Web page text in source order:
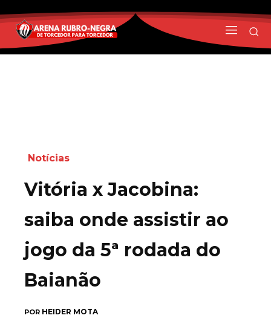
Notícias
Vitória x Jacobina:
saiba onde assistir ao
jogo da 5ª rodada do
Baianão
POR HEIDER MOTA